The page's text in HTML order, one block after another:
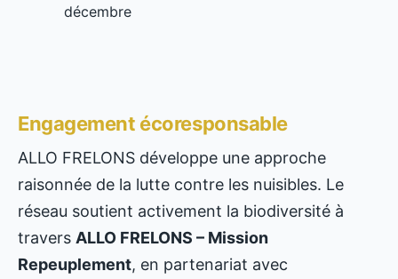
décembre
Engagement écoresponsable
ALLO FRELONS développe une approche
raisonnée de la lutte contre les nuisibles. Le
réseau soutient activement la biodiversité à
travers ALLO FRELONS – Mission
Repeuplement, en partenariat avec